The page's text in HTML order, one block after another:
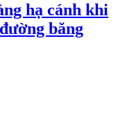
hạ cánh khi
băng